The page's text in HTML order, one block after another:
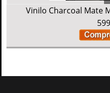
Vinilo Charcoal Mate